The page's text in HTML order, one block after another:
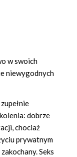
w swoich
niewygodnych
dobrze
chociaż
prywatnym
Seks